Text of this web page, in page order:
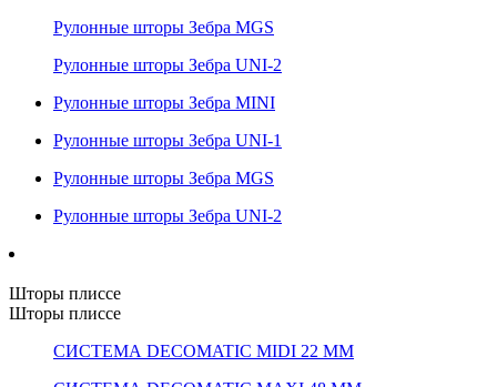
Рулонные шторы Зебра MGS
Рулонные шторы Зебра UNI-2
Рулонные шторы Зебра MINI
Рулонные шторы Зебра UNI-1
Рулонные шторы Зебра MGS
Рулонные шторы Зебра UNI-2
Шторы плиссе
Шторы плиссе
СИСТЕМА DECOMATIC MIDI 22 ММ